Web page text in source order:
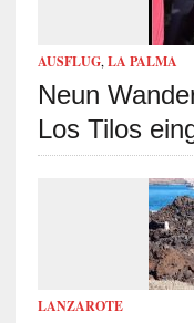
AUSFLUG, LA PALMA
Neun
Los Tilos
LANZAROTE